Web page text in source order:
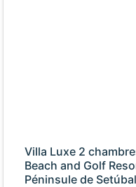
Villa Luxe 2
Beach and Golf
Péninsule de